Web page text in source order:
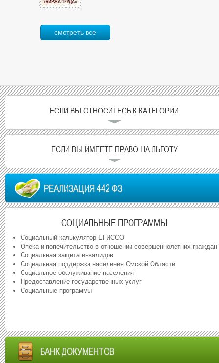
смотреть все
ЕСЛИ ВЫ ОТНОСИТЕСЬ К КАТЕГОРИИ
ЕСЛИ ВЫ ИМЕЕТЕ ПРАВО НА ЛЬГОТУ
РЕАЛИЗАЦИЯ 442 ФЗ
СОЦИАЛЬНЫЕ ПРОГРАММЫ
Социальный калькулятор ЕГИССО
Опека и попечительство в отношении совершеннолетних граждан
Социальная защита инвалидов
Социальная поддержка населения Омской Области
Социальное обслуживание населения
Предоставление государственных услуг
Социальные программы
БАНК ДОКУМЕНТОВ